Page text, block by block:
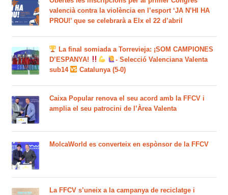
valencià contra la violència en l’esport ‘JA N’HI HA
PROU!’ que se celebrarà a Elx el 22 d’abril
La final somiada a Torrevieja: ¡SOM CAMPIONES
D’ESPANYA!
- Selecció Valenciana Valenta
sub14
Catalunya (5-0)
Caixa Popular renova el seu acord amb la FFCV i
amplia el seu patrocini de l’Àrea Valenta
MolcaWorld es converteix en espònsor de la FFCV
La FFCV s’uneix a la campanya de reciclatge i